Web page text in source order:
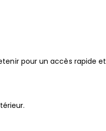
pour un accès rapide et